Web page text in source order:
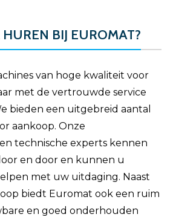
BIJ EUROMAT?
van hoge kwaliteit voor
met de vertrouwde service
bieden een uitgebreid aantal
aankoop. Onze
technische experts kennen
en door en kunnen u
met uw uitdaging. Naast
biedt Euromat ook een ruim
en goed onderhouden